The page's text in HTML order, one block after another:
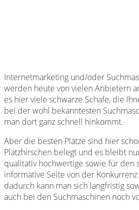
Internetmarketing und/oder
werden heute von vielen Anbietern
es hier viele schwarze Schafe, die
bei der wohl bekanntesten
man dort ganz schnell hinkommt.
Aber die besten Plätze sind hier
Platzhirschen belegt und es bleibt
qualitativ hochwertige sowie für den
informative Seite von der
dadurch kann man sich langfristig
auch bei den Suchmaschinen noch